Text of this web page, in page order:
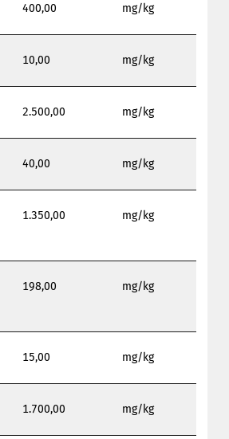
400,00 mg/kg
10,00 mg/kg
2.500,00 mg/kg
40,00 mg/kg
1.350,00 mg/kg
198,00 mg/kg
15,00 mg/kg
1.700,00 mg/kg